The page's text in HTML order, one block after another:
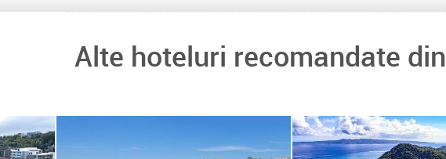
Alte hoteluri recomandate din